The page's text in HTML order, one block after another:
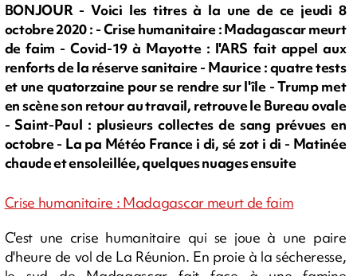
BONJOUR - Voici les titres à la une de ce jeudi 8
octobre 2020 : - Crise humanitaire : Madagascar meurt
de faim - Covid-19 à Mayotte : l'ARS fait appel aux
renforts de la réserve sanitaire - Maurice : quatre tests
et une quatorzaine pour se rendre sur l'île - Trump met
en scène son retour au travail, retrouve le Bureau ovale
- Saint-Paul : plusieurs collectes de sang prévues en
octobre - La pa Météo France i di, sé zot i di - Matinée
chaude et ensoleillée, quelques nuages ensuite
Crise humanitaire : Madagascar meurt de faim
C'est une crise humanitaire qui se joue à une paire
d'heure de vol de La Réunion. En proie à la sécheresse,